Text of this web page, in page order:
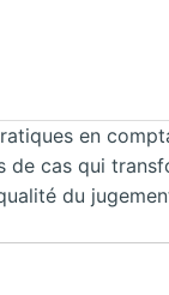
en
de cas qui
du